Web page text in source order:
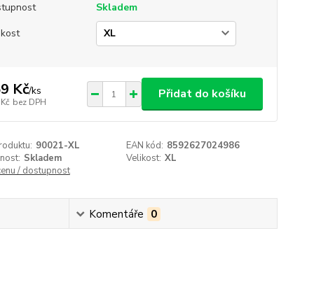
Skladem
Kč/ks
bez DPH
Přidat do košíku
90021-XL EAN kód: 8592627024986
Skladem Velikost: XL
/ dostupnost
Komentáře 0